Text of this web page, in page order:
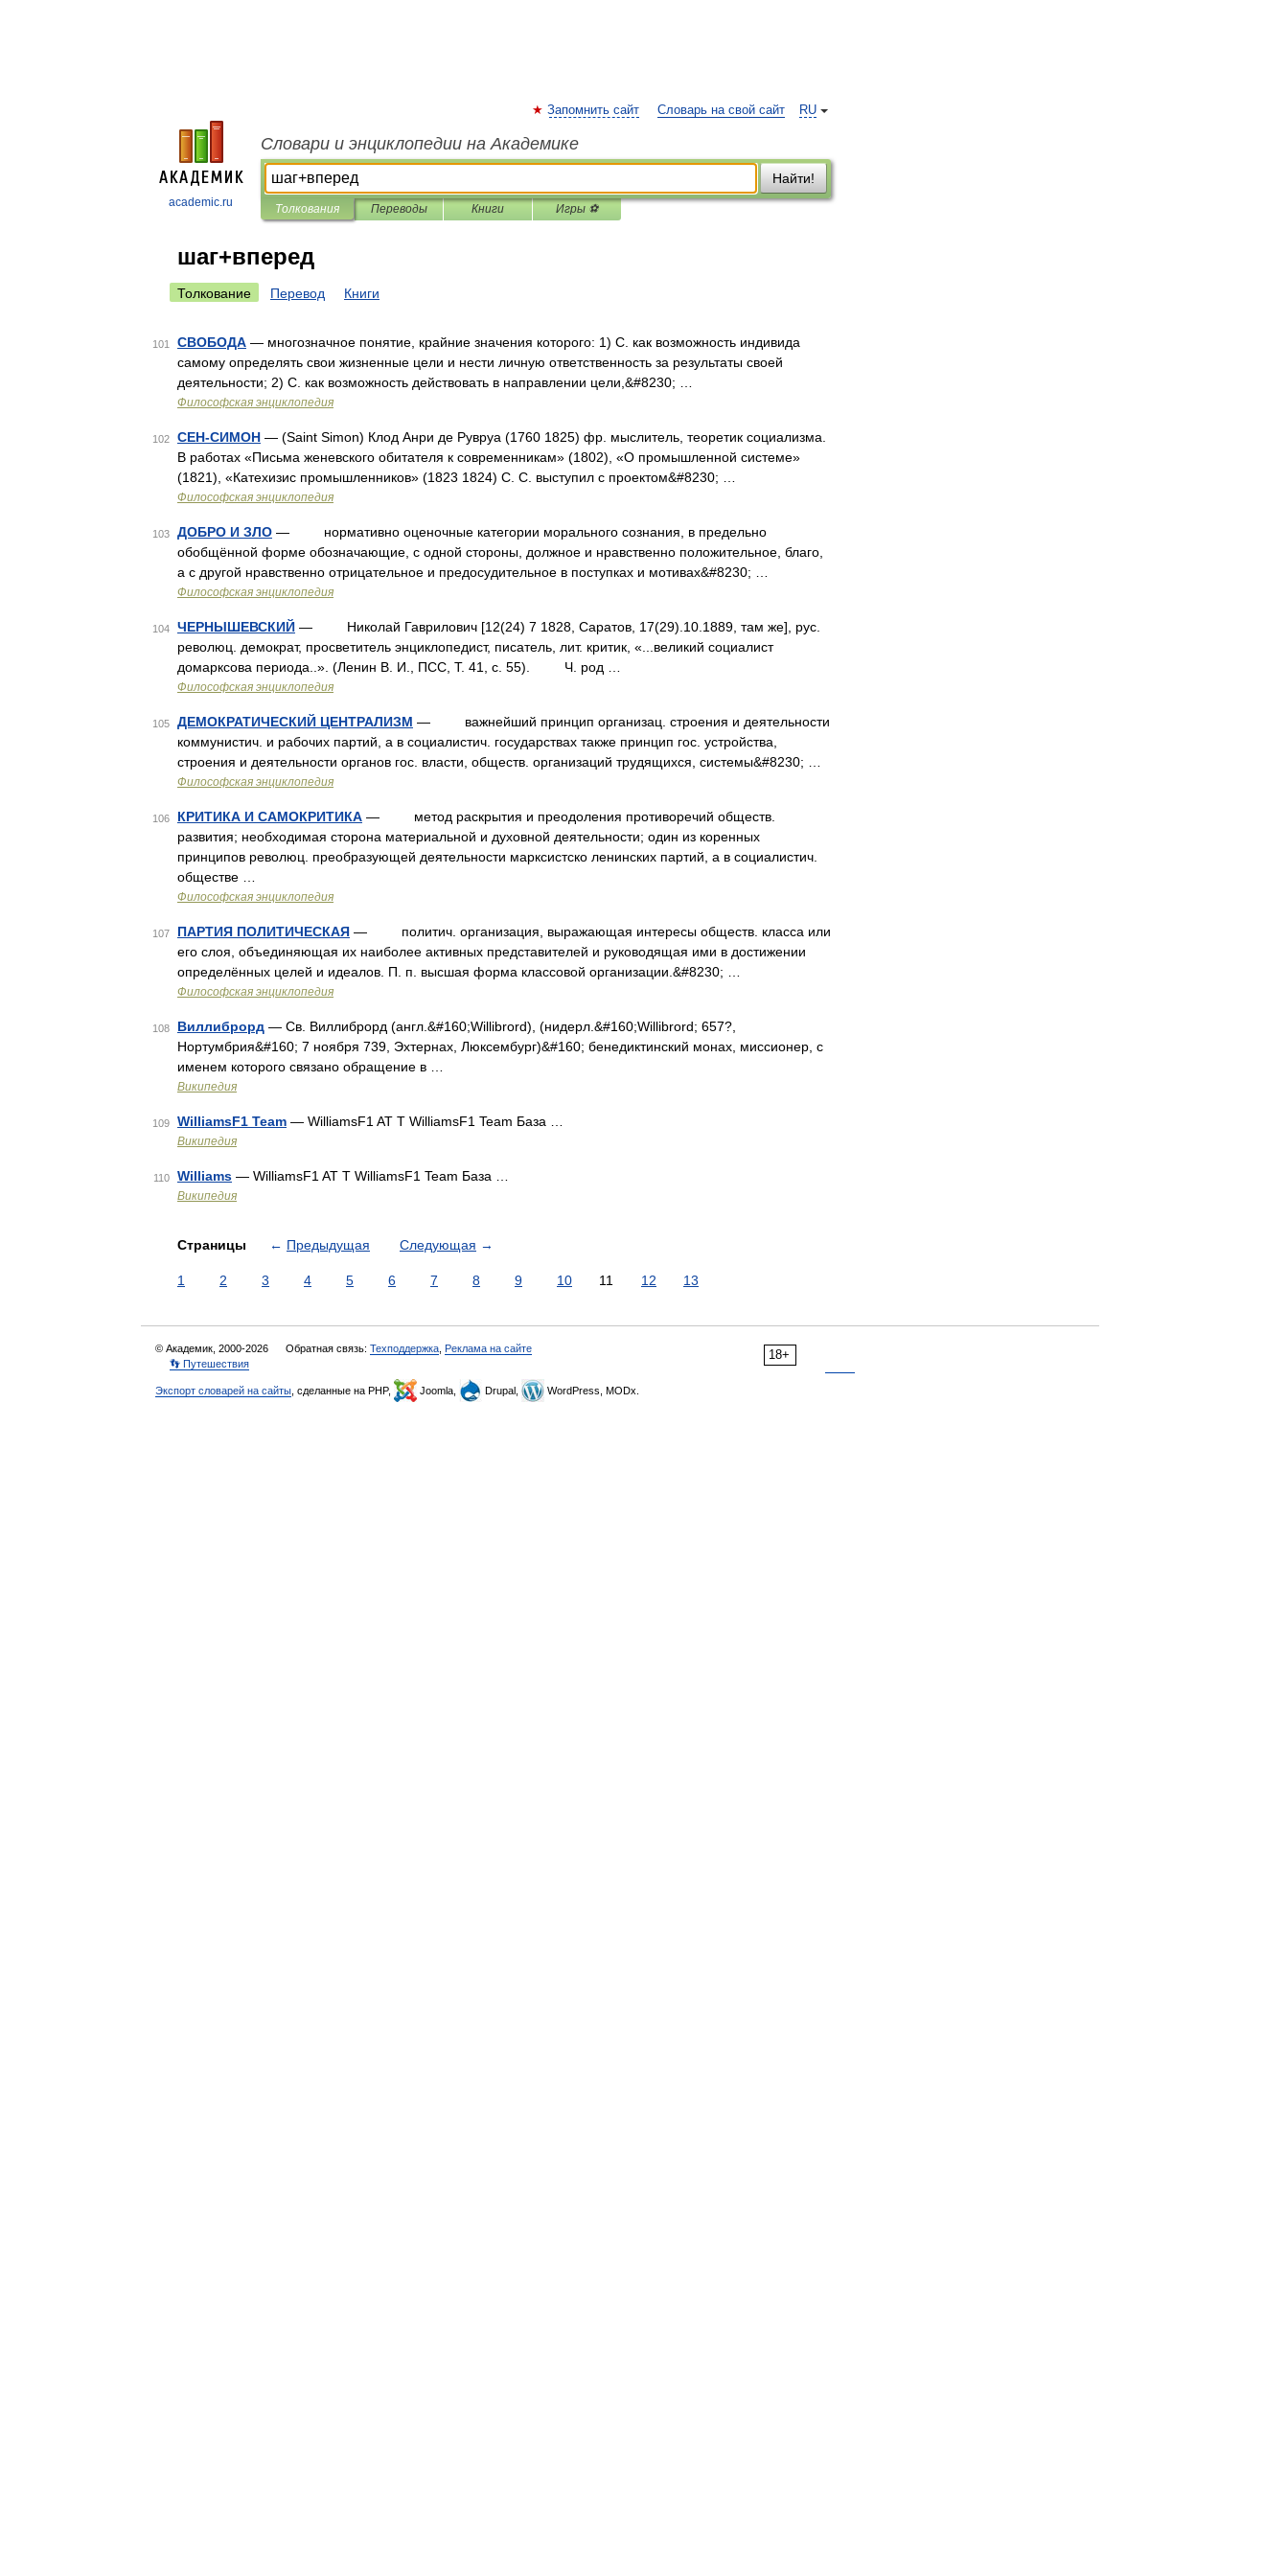
academic.ru
RU
Запомнить сайт Словарь на свой сайт
Словари и энциклопедии на Академике
Найти!
Толкования Переводы Книги Игры ⚽
шаг+вперед
Толкование Перевод Книги
101 СВОБОДА — многозначное понятие, крайние значения которого: 1) С. как возможность индивида
самому определять свои жизненные цели и нести личную ответственность за результаты своей
деятельности; 2) С. как возможность действовать в направлении цели,&#8230; …
Философская энциклопедия
102 СЕН-СИМОН — (Saint Simon) Клод Анри де Рувруа (1760 1825) фр. мыслитель, теоретик социализма.
В работах «Письма женевского обитателя к современникам» (1802), «О промышленной системе»
(1821), «Катехизис промышленников» (1823 1824) С. С. выступил с проектом&#8230; …
Философская энциклопедия
103 ДОБРО И ЗЛО — нормативно оценочные категории морального сознания, в предельно
обобщённой форме обозначающие, с одной стороны, должное и нравственно положительное, благо,
а с другой нравственно отрицательное и предосудительное в поступках и мотивах&#8230; …
Философская энциклопедия
104 ЧЕРНЫШЕВСКИЙ — Николай Гаврилович [12(24) 7 1828, Саратов, 17(29).10.1889, там же], рус.
революц. демократ, просветитель энциклопедист, писатель, лит. критик, «...великий социалист
домарксова периода..». (Ленин В. И., ПСС, Т. 41, с. 55). Ч. род …
Философская энциклопедия
105 ДЕМОКРАТИЧЕСКИЙ ЦЕНТРАЛИЗМ — важнейший принцип организац. строения и деятельности
коммунистич. и рабочих партий, а в социалистич. государствах также принцип гос. устройства,
строения и деятельности органов гос. власти, обществ. организаций трудящихся, системы&#8230; …
Философская энциклопедия
106 КРИТИКА И САМОКРИТИКА — метод раскрытия и преодоления противоречий обществ.
развития; необходимая сторона материальной и духовной деятельности; один из коренных
принципов революц. преобразующей деятельности марксистско ленинских партий, а в социалистич.
обществе …
Философская энциклопедия
107 ПАРТИЯ ПОЛИТИЧЕСКАЯ — политич. организация, выражающая интересы обществ. класса или
его слоя, объединяющая их наиболее активных представителей и руководящая ими в достижении
определённых целей и идеалов. П. п. высшая форма классовой организации.&#8230; …
Философская энциклопедия
108 Виллиброрд — Св. Виллиброрд (англ.&#160;Willibrord), (нидерл.&#160;Willibrord; 657?,
Нортумбрия&#160; 7 ноября 739, Эхтернах, Люксембург)&#160; бенедиктинский монах, миссионер, с
именем которого связано обращение в …
Википедия
109 WilliamsF1 Team — WilliamsF1 AT T WilliamsF1 Team База …
Википедия
110 Williams — WilliamsF1 AT T WilliamsF1 Team База …
Википедия
Страницы ← Предыдущая Следующая →
1 2 3 4 5 6 7 8 9 10 11 12 13
18+
© Академик, 2000-2026 Обратная связь: Техподдержка Реклама на сайте
👣 Путешествия
Экспорт словарей на сайты , сделанные на PHP, Joomla, Drupal, WordPress, MODx.